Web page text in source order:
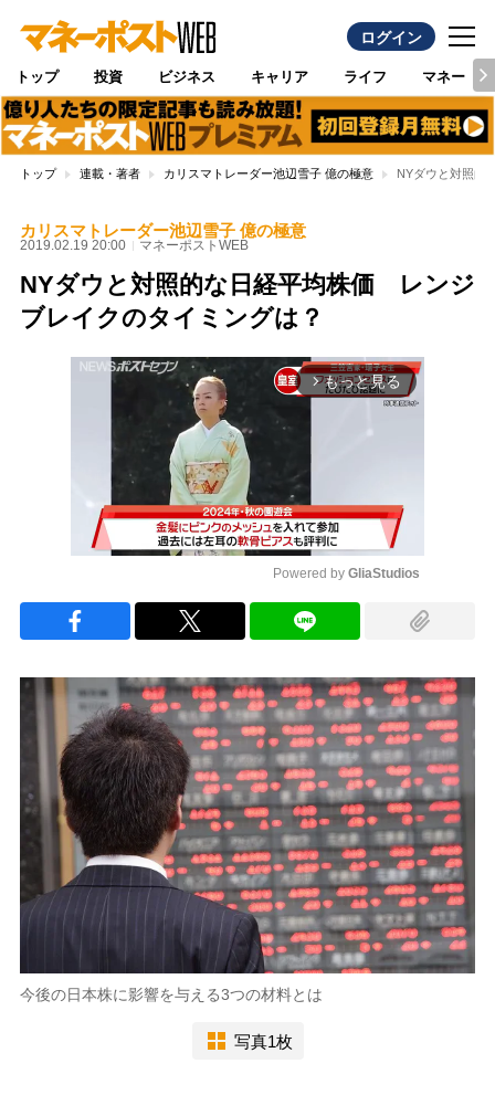
ログイン
トップ 投資 ビジネス キャリア ライフ マネー
トップ 連載・著者 カリスマトレーダー池辺雪子 億の極意 NYダウと対照的
カリスマトレーダー池辺雪子 億の極意
2019.02.19 20:00 マネーポストWEB
NYダウと対照的な日経平均株価 レンジ
ブレイクのタイミングは？
arrow_forward_ios もっと見る
Powered by GliaStudios
今後の日本株に影響を与える3つの材料とは
写真1枚